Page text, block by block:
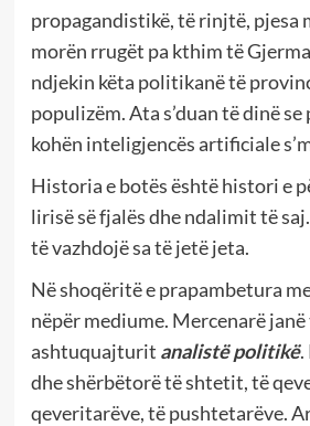
propagandistikë, të rinjtë, pjesa
morën rrugët pa kthim të
ndjekin këta politikanë të
populizëm. Ata s’duan të dinë
kohën inteligjencës artificiale
Historia e botës është histori e
lirisë së fjalës dhe ndalimit të
të vazhdojë sa të jetë jeta.
Në shoqëritë e prapambetura
nëpër mediume. Mercenarë janë
ashtuquajturit analistë politikë.
dhe shërbëtorë të shtetit, të
qeveritarëve, të pushtetarëve.